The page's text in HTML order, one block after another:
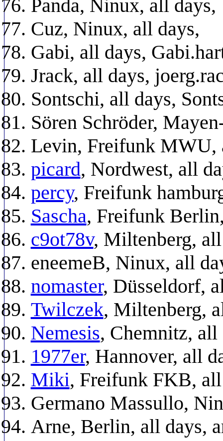
Panda, Ninux, all days,
Cuz, Ninux, all days,
Gabi, all days,
Jrack, all days,
Sontschi, all days,
Sören Schröder,
Levin, Freifunk MWU,
picard, Nordwest, all
percy, Freifunk
Sascha, Freifunk
c9ot78v, Miltenberg,
eneemeB, Ninux, all
nomaster, Düsseldorf,
Twilczek, Miltenberg,
Nemesis, Chemnitz, all
1977er, Hannover, all
Miki, Freifunk FKB,
Germano Massullo,
Arne, Berlin, all days,